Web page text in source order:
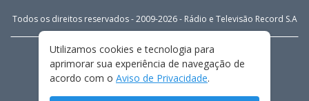
Todos os direitos reservados - 2009-2026- Rádio e Televisão Record S.A
FALE CONOSCO
PRIVACIDADE
TERMOS E CONDIÇÕES DE USO
Utilizamos cookies e tecnologia para
aprimorar sua experiência de navegação de
acordo com o Aviso de Privacidade.